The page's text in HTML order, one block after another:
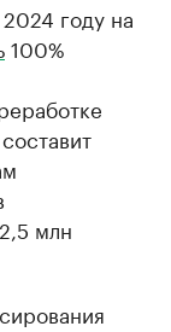
году на
100%
млн